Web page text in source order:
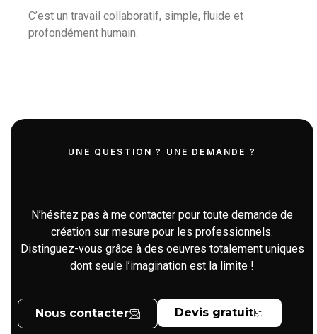
C’est un travail collaboratif, simple, fluide et
profondément humain.
UNE QUESTION ? UNE DEMANDE ?
N’hésitez pas à me contacter pour toute demande de
création sur mesure pour les professionnels.
Distinguez-vous grâce à des oeuvres totalement uniques
dont seule l’imagination est la limite !
Nous contacter Devis gratuit